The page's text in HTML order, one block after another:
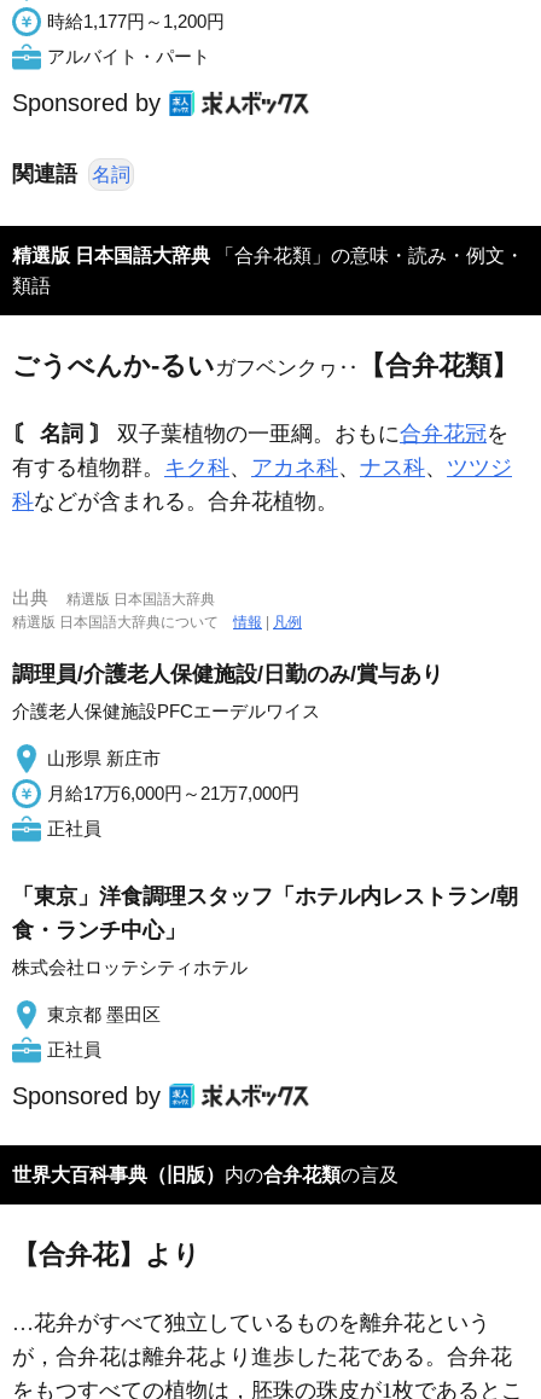
時給1,177円～1,200円
アルバイト・パート
Sponsored by
関連語 名詞
精選版 日本国語大辞典 「合弁花類」の意味・読み・例文・
類語
ごうべんか‐るいガフベンクヮ‥ 【合弁花類】
〘 名詞 〙 双子葉植物の一亜綱。おもに合弁花冠を
有する植物群。 キク科、 アカネ科、 ナス科、 ツツジ
科などが含まれる。合弁花植物。
出典
精選版 日本国語大辞典
精選版 日本国語大辞典について情報 | 凡例
調理員/介護老人保健施設/日勤のみ/賞与あり
介護老人保健施設PFCエーデルワイス
山形県 新庄市
月給17万6,000円～21万7,000円
正社員
「東京」洋食調理スタッフ「ホテル内レストラン/朝
食・ランチ中心」
株式会社ロッテシティホテル
東京都 墨田区
正社員
Sponsored by
世界大百科事典（旧版） 内の合弁花類の言及
【合弁花】より
…花弁がすべて独立しているものを離弁花という
が，合弁花は離弁花より進歩した花である。合弁花
をもつすべての植物は，胚珠の珠皮が1枚であるとこ